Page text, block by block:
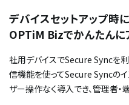
デバイスセットアップ時に
OPTiM Bizでかんたんに
社用デバイスでSecure Syncを
信機能を使ってSecure Syncのイ
ザー操作なく導入でき、管理者